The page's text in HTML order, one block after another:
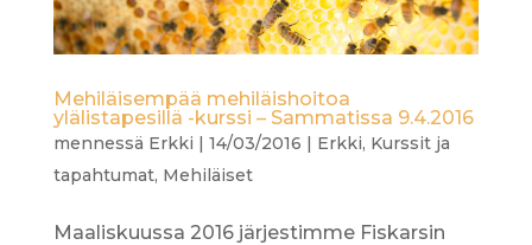
Mehiläisempää mehiläishoitoa
ylälistapesillä -kurssi – Sammatissa 9.4.2016
mennessä Erkki | 14/03/2016 | Erkki, Kurssit ja
tapahtumat, Mehiläiset
Maaliskuussa 2016 järjestimme Fiskarsin